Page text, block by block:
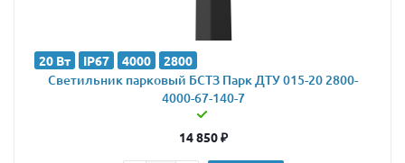
20 Вт IP67 4000 2800
Светильник парковый БСТЗ Парк ДТУ 015-20 2800-
4000-67-140-7
14 850₽